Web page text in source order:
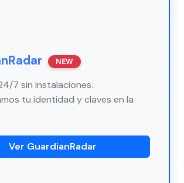
NEW
7 sin instalaciones.
tu identidad y claves en la
Ver GuardianRadar